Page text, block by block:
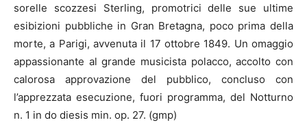
sorelle scozzesi Sterling, promotrici delle sue ultime
esibizioni pubbliche in Gran Bretagna, poco prima della
morte, a Parigi, avvenuta il 17 ottobre 1849. Un omaggio
appassionante al grande musicista polacco, accolto con
calorosa approvazione del pubblico, concluso con
l’apprezzata esecuzione, fuori programma, del Notturno
n. 1 in do diesis min. op. 27. (gmp)